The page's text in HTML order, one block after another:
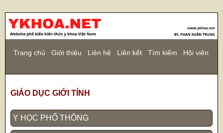
Trang chủ Giới thiệu Liên hệ Liên kết Tìm kiếm Hội viên
GIÁO DỤC GIỚI TÍNH
Y HỌC PHỔ THÔNG